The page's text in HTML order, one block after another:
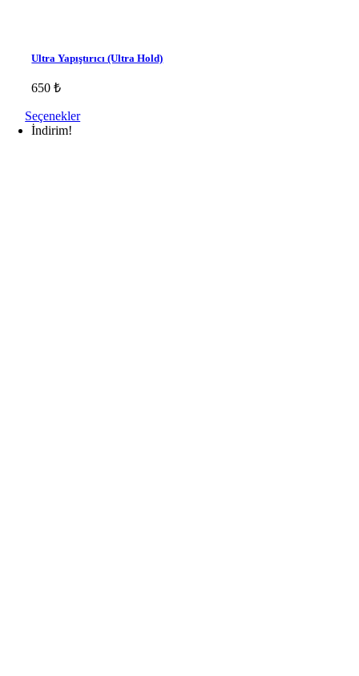
Ultra Yapıştırıcı (Ultra Hold)
650₺
Seçenekler
İndirim!